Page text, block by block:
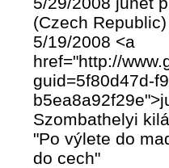
(Czech Republic)
5/19/2008 <a
href="http://
guid=5f80d47d-
Szombathelyi
"Po výlete do
do cech"